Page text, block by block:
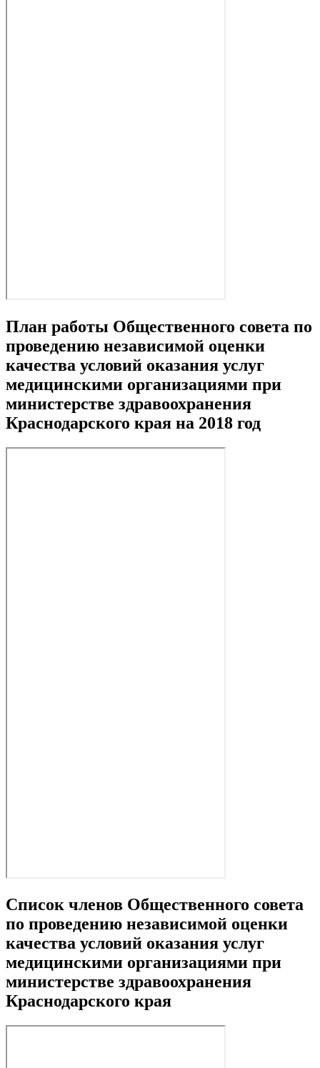
План работы Общественного совета по
проведению независимой оценки
качества условий оказания услуг
медицинскими организациями при
министерстве здравоохранения
Краснодарского края на 2018 год
Список членов Общественного совета
по проведению независимой оценки
качества условий оказания услуг
медицинскими организациями при
министерстве здравоохранения
Краснодарского края